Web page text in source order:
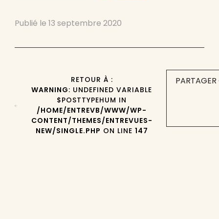
Publié le 13 septembre 2020
RETOUR À :
WARNING: UNDEFINED VARIABLE
$POSTTYPEHUM IN
/HOME/ENTREVB/WWW/WP-
CONTENT/THEMES/ENTREVUES-
NEW/SINGLE.PHP ON LINE 147